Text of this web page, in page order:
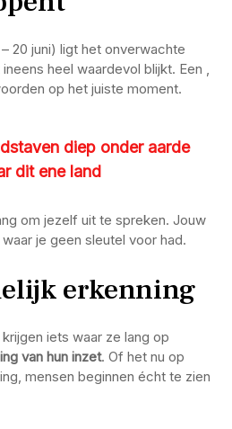
20 juni) ligt het onverwachte
heel waardevol blijkt. Een ,
op het juiste moment.
diep onder aarde
dit ene land
om jezelf uit te spreken. Jouw
je geen sleutel voor had.
erkenning
iets waar ze lang op
van hun inzet. Of het nu op
mensen beginnen écht te zien